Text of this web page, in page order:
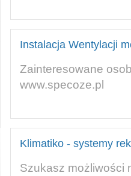
Instalacja Wentylacji
Zainteresowane
www.specoze.pl
Klimatiko - systemy
Szukasz możliwości